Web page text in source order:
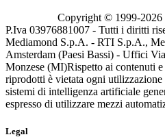
Copyright © 1999-2026
P.Iva 03976881007 - Tutti i diritti
Mediamond S.p.A. - RTI S.p.A.,
Amsterdam (Paesi Bassi) - Uffici
Monzese (MI)Rispetto ai contenuti
riprodotti è vietata ogni utilizzazione
sistemi di intelligenza artificiale
espresso di utilizzare mezzi
Legal